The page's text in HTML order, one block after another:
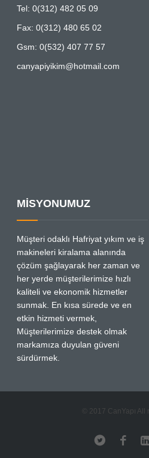
Tel: 0(312) 482 05 09
Fax: 0(312) 480 65 02
Gsm: 0(532) 407 77 57
canyapiyikim@hotmail.com
MİSYONUMUZ
Müşteri odaklı Hafriyat yıkım ve iş
makineleri kiralama alanında
çözüm şağlayarak her zaman ve
her yerde müşterilerimize hızlı
kaliteli ve ekonomik hizmetler
sunmak. En kısa sürede ve en
etkin hizmeti vermek,
Müşterilerimize destek olmak
markamıza duyulan güveni
sürdürmek.
© 2017 CanYapı